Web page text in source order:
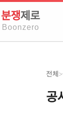
분쟁제로
Boonzero
전체>
공